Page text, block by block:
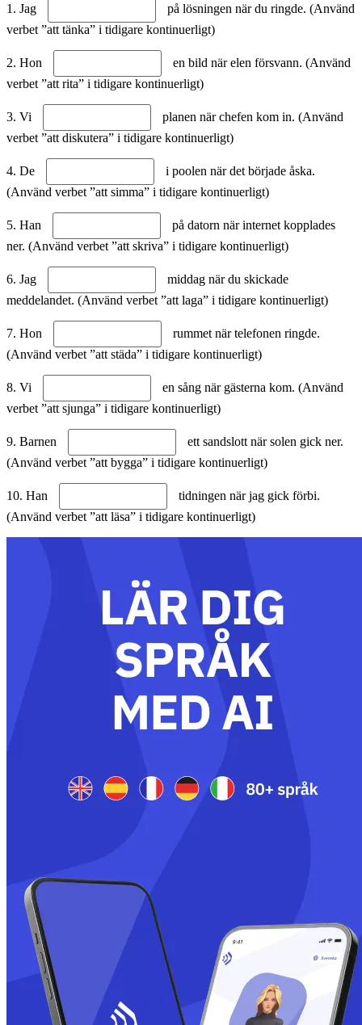
1. Jag
på lösningen när du ringde. (Använd
verbet ”att tänka” i tidigare kontinuerligt)
2. Hon
en bild när elen försvann. (Använd
verbet ”att rita” i tidigare kontinuerligt)
3. Vi
planen när chefen kom in. (Använd
verbet ”att diskutera” i tidigare kontinuerligt)
4. De
i poolen när det började åska.
(Använd verbet ”att simma” i tidigare kontinuerligt)
5. Han
på datorn när internet kopplades
ner. (Använd verbet ”att skriva” i tidigare kontinuerligt)
6. Jag
middag när du skickade
meddelandet. (Använd verbet ”att laga” i tidigare kontinuerligt)
7. Hon
rummet när telefonen ringde.
(Använd verbet ”att städa” i tidigare kontinuerligt)
8. Vi
en sång när gästerna kom. (Använd
verbet ”att sjunga” i tidigare kontinuerligt)
9. Barnen
ett sandslott när solen gick ner.
(Använd verbet ”att bygga” i tidigare kontinuerligt)
10. Han
tidningen när jag gick förbi.
(Använd verbet ”att läsa” i tidigare kontinuerligt)